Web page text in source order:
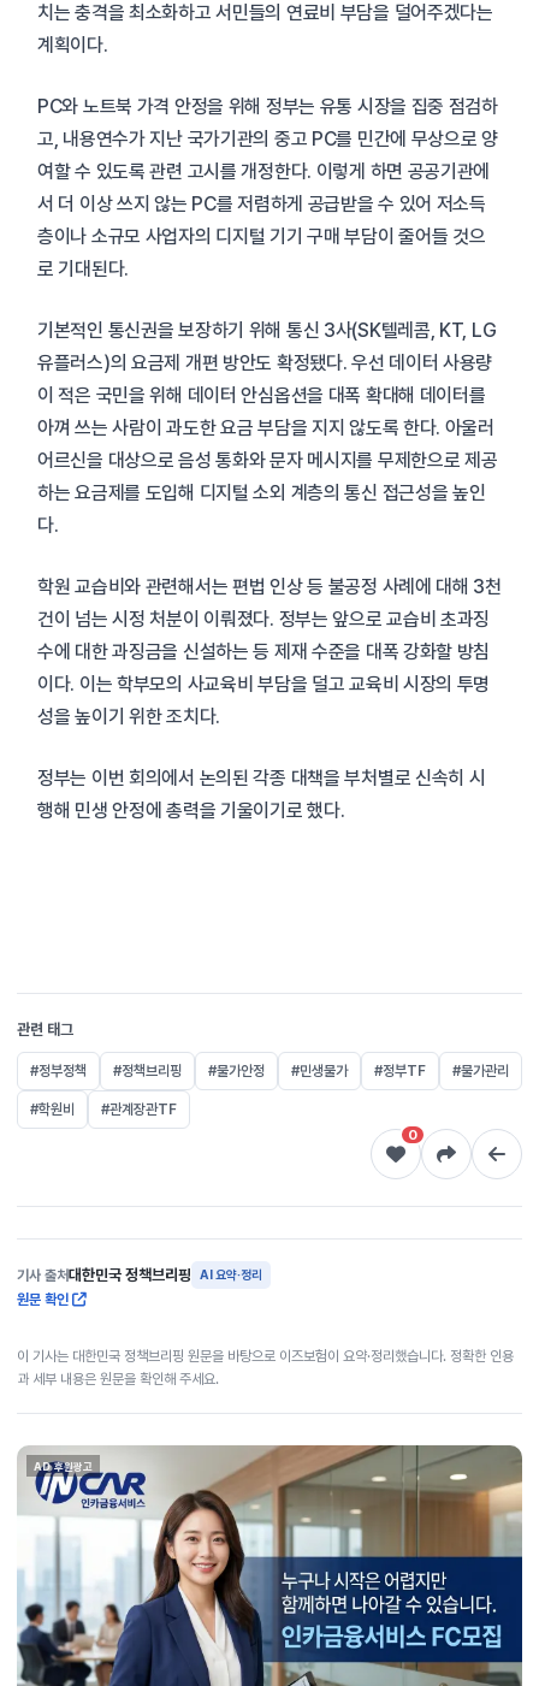
치는 충격을 최소화하고 서민들의 연료비 부담을 덜어주겠다는
계획이다.
PC와 노트북 가격 안정을 위해 정부는 유통 시장을 집중 점검하
고, 내용연수가 지난 국가기관의 중고 PC를 민간에 무상으로 양
여할 수 있도록 관련 고시를 개정한다. 이렇게 하면 공공기관에
서 더 이상 쓰지 않는 PC를 저렴하게 공급받을 수 있어 저소득
층이나 소규모 사업자의 디지털 기기 구매 부담이 줄어들 것으
로 기대된다.
기본적인 통신권을 보장하기 위해 통신 3사(SK텔레콤, KT, LG
유플러스)의 요금제 개편 방안도 확정됐다. 우선 데이터 사용량
이 적은 국민을 위해 데이터 안심옵션을 대폭 확대해 데이터를
아껴 쓰는 사람이 과도한 요금 부담을 지지 않도록 한다. 아울러
어르신을 대상으로 음성 통화와 문자 메시지를 무제한으로 제공
하는 요금제를 도입해 디지털 소외 계층의 통신 접근성을 높인
다.
학원 교습비와 관련해서는 편법 인상 등 불공정 사례에 대해 3천
건이 넘는 시정 처분이 이뤄졌다. 정부는 앞으로 교습비 초과징
수에 대한 과징금을 신설하는 등 제재 수준을 대폭 강화할 방침
이다. 이는 학부모의 사교육비 부담을 덜고 교육비 시장의 투명
성을 높이기 위한 조치다.
정부는 이번 회의에서 논의된 각종 대책을 부처별로 신속히 시
행해 민생 안정에 총력을 기울이기로 했다.
관련 태그
#정부정책 #정책브리핑 #물가안정 #민생물가 #정부TF #물가관리
#학원비
#관계장관TF
0
기사 출처대한민국 정책브리핑 AI 요약·정리
원문 확인
이 기사는 대한민국 정책브리핑 원문을 바탕으로 이즈보험이 요약·정리했습니다. 정확한 인용
과 세부 내용은 원문을 확인해 주세요.
AD 후원광고